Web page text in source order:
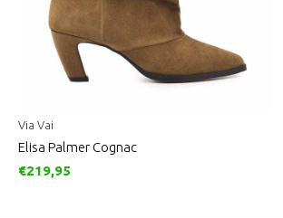
Via Vai
Elisa Palmer Cognac
€219,95